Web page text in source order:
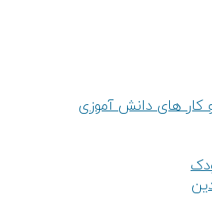
های دانش آموزی